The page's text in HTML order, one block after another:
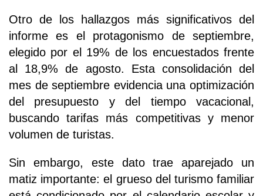
Otro de los hallazgos más significativos del
informe es el protagonismo de septiembre,
elegido por el 19% de los encuestados frente
al 18,9% de agosto. Esta consolidación del
mes de septiembre evidencia una optimización
del presupuesto y del tiempo vacacional,
buscando tarifas más competitivas y menor
volumen de turistas.
Sin embargo, este dato trae aparejado un
matiz importante: el grueso del turismo familiar